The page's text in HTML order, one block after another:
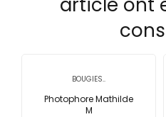
BOUGIES..
Photophore Mathilde
M